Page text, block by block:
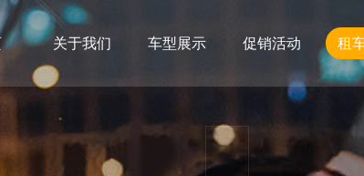
关于我们 车型展示 促销活动 租